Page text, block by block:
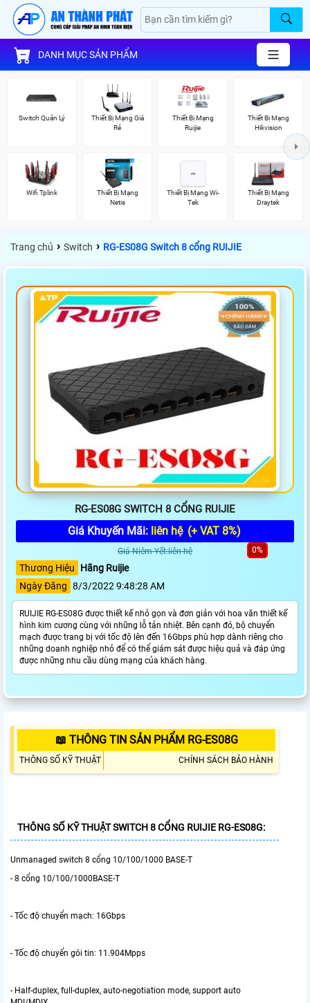
DANH MỤC SẢN PHẨM
Switch Quản Lý
Thiết Bị Mạng Giá
Rẻ
Thiết Bị Mạng
Ruijie
Thiết Bị Mạng
Hikvision
Wifi Tplink
Thiết Bị Mạng
Netis
Thiết Bị Mạng Wi-
Tek
Thiết Bị Mạng
Draytek
Trang chủ › Switch › RG-ES08G Switch 8 cổng RUIJIE
RG-ES08G SWITCH 8 CỔNG RUIJIE
Giá Khuyến Mãi: liên hệ (+ VAT 8%)
Giá Niêm Yết:liên hệ 0%
Thương Hiệu
Hãng Ruijie
Ngày Đăng 8/3/2022 9:48:28 AM
RUIJIE RG-ES08G được thiết kế nhỏ gọn và đơn giản với hoa văn thiết kế
hình kim cương cùng với những lỗ tản nhiệt. Bên cạnh đó, bộ chuyển
mạch được trang bị với tốc độ lên đến 16Gbps phù hợp dành riêng cho
những doanh nghiệp nhỏ để có thể giám sát được hiệu quả và đáp ứng
được những nhu cầu dùng mạng của khách hàng.
📖 THÔNG TIN SẢN PHẨM RG-ES08G
THÔNG SỐ KỸ THUẬT CHÍNH SÁCH BẢO HÀNH
THÔNG SỐ KỸ THUẬT SWITCH 8 CỔNG RUIJIE RG-ES08G:
Unmanaged switch 8 cổng 10/100/1000 BASE-T
- 8 cổng 10/100/1000BASE-T
- Tốc độ chuyển mạch: 16Gbps
- Tốc độ chuyển gói tin: 11.904Mpps
- Half-duplex, full-duplex, auto-negotiation mode, support auto